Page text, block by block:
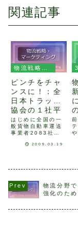
関連記事
ピンチをチャ
ンスに！：全
日本トラック
協会の１社平
均の売上高は
前年度に比べ
て5.6%も減少
はじめに全国の一
般貨物自動車運送
事業者2083社の
る、「07年度決算
た。それによる
と、一社平均の売
上高は前年度に比
べて5.6%も減少
2009.03.19
物流分野
強化のため